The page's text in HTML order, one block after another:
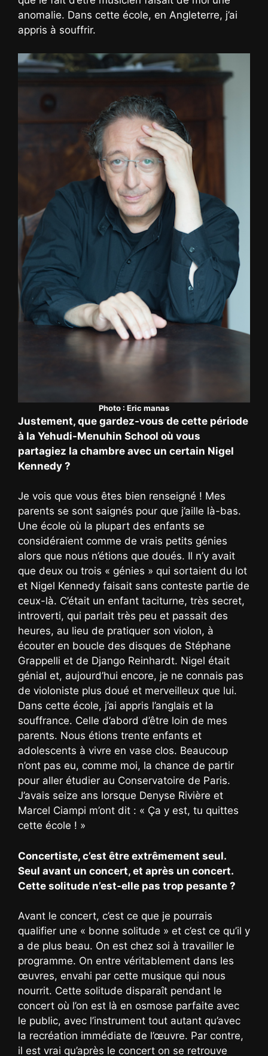
anomalie. Dans cette école, en Angleterre, j’ai
appris à souffrir.
Photo : Eric manas
Justement, que gardez-vous de cette période
à la Yehudi-Menuhin School où vous
partagiez la chambre avec un certain Nigel
Kennedy ?
Je vois que vous êtes bien renseigné ! Mes
parents se sont saignés pour que j’aille là-bas.
Une école où la plupart des enfants se
considéraient comme de vrais petits génies
alors que nous n’étions que doués. Il n’y avait
que deux ou trois « génies » qui sortaient du lot
et Nigel Kennedy faisait sans conteste partie de
ceux-là. C’était un enfant taciturne, très secret,
introverti, qui parlait très peu et passait des
heures, au lieu de pratiquer son violon, à
écouter en boucle des disques de Stéphane
Grappelli et de Django Reinhardt. Nigel était
génial et, aujourd’hui encore, je ne connais pas
de violoniste plus doué et merveilleux que lui.
Dans cette école, j’ai appris l’anglais et la
souffrance. Celle d’abord d’être loin de mes
parents. Nous étions trente enfants et
adolescents à vivre en vase clos. Beaucoup
n’ont pas eu, comme moi, la chance de partir
pour aller étudier au Conservatoire de Paris.
J’avais seize ans lorsque Denyse Rivière et
Marcel Ciampi m’ont dit : « Ça y est, tu quittes
cette école ! »
Concertiste, c’est être extrêmement seul.
Seul avant un concert, et après un concert.
Cette solitude n’est-elle pas trop pesante ?
Avant le concert, c’est ce que je pourrais
qualifier une « bonne solitude » et c’est ce qu’il y
a de plus beau. On est chez soi à travailler le
programme. On entre véritablement dans les
œuvres, envahi par cette musique qui nous
nourrit. Cette solitude disparaît pendant le
concert où l’on est là en osmose parfaite avec
le public, avec l’instrument tout autant qu’avec
la recréation immédiate de l’œuvre. Par contre,
il est vrai qu’après le concert on se retrouve